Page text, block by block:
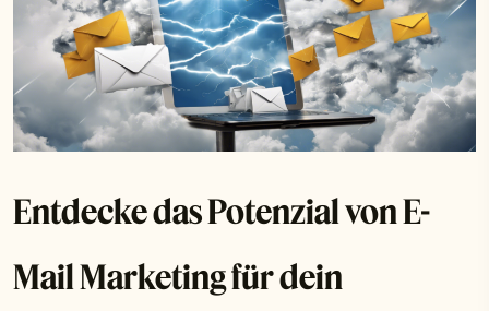
Entdecke das Potenzial von E-
Mail Marketing für dein